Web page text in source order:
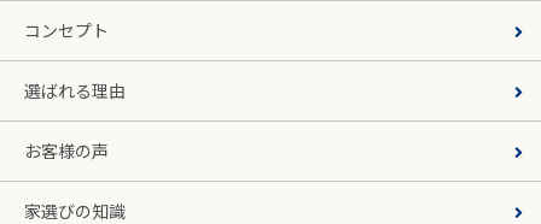
コンセプト
選ばれる理由
お客様の声
家選びの知識